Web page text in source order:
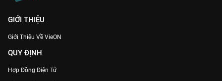
GIỚI THIỆU
Giới Thiệu Về VieON
QUY ĐỊNH
Hợp Đồng Điện Tử